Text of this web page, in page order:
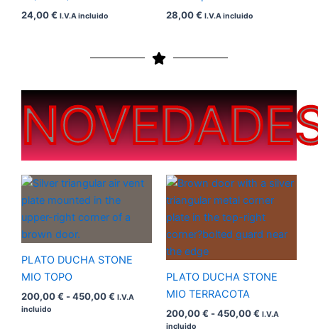
24,00€ I.V.A incluido 28,00€ I.V.A incluido
PLATO DUCHA STONE
MIO TOPO
200,00€ -450,00€
Rango
precios:
desde
I.V.A
incluido
PLATO DUCHA STONE
MIO TERRACOTA
200,00€ -450,00€
Rango
precios:
desde
200,00 €
hasta
I.V.A
incluido